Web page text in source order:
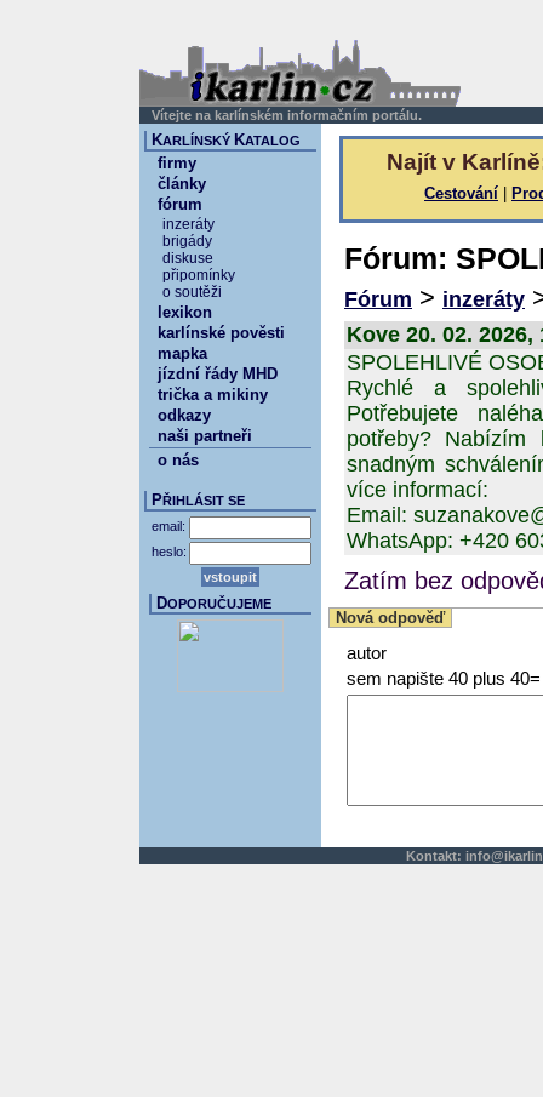
Vítejte na karlínském informačním portálu.
Najít v
Cestování
Fórum:
Fórum > inzeráty
Kove 20. 02. 2026,
SPOLEHLIVÉ
Rychlé a
Potřebujete
potřeby?
snadným
více informací:
Email:
WhatsApp: +420
Zatím bez
Nová odpověď
autor
sem napište 40 plus 40=
KARLÍNSKÝ KATALOG
firmy
články
fórum
inzeráty
brigády
diskuse
připomínky
o soutěži
lexikon
karlínské pověsti
mapka
jízdní řády MHD
trička a mikiny
odkazy
naši partneři
o nás
PŘIHLÁSIT SE
email:
heslo:
DOPORUČUJEME
Kontakt: